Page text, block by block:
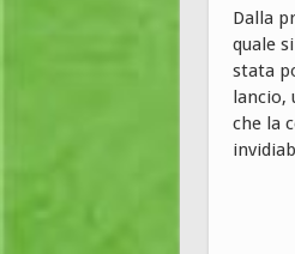
Dalla
quale
stata
lancio,
che la